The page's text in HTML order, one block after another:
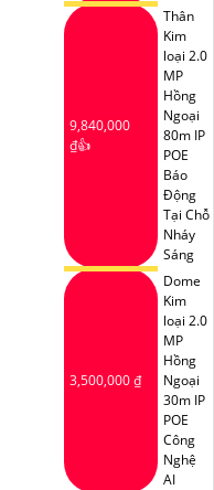
9,840,000
₫👍
Thân
Kim
loại 2.0
MP
Hồng
Ngoại
80m IP
POE
Báo
Động
Tại Chỗ
Nháy
Sáng
3,500,000 ₫
Dome
Kim
loại 2.0
MP
Hồng
Ngoại
30m IP
POE
Công
Nghệ
AI